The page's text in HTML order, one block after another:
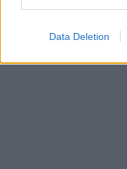
Data Deletion
autó